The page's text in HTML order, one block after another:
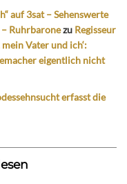
auf 3sat – Sehenswerte
Ruhrbaronezu Regisseur
Vater und ich‘:
eigentlich nicht
erfasst die